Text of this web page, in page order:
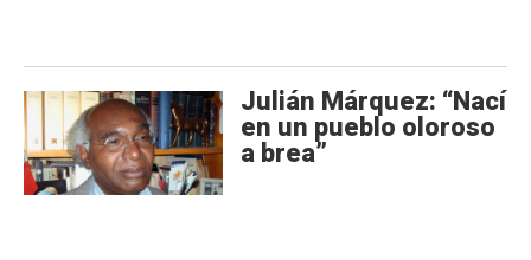
Julián Márquez: “Nací
en un pueblo oloroso
a brea”